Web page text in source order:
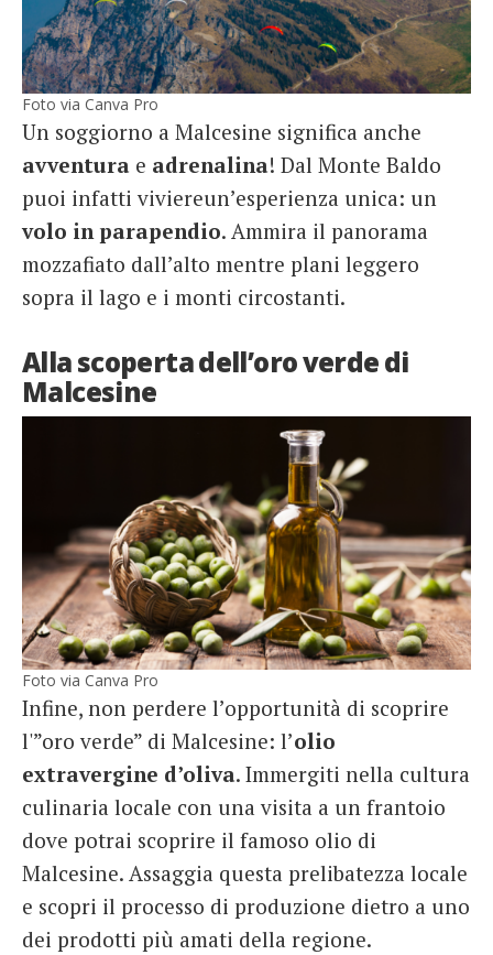
Foto via Canva Pro
Un soggiorno a Malcesine significa anche
avventura e adrenalina! Dal Monte Baldo
puoi infatti viviereun’esperienza unica: un
volo in parapendio. Ammira il panorama
mozzafiato dall’alto mentre plani leggero
sopra il lago e i monti circostanti.
Alla scoperta dell’oro verde di
Malcesine
Foto via Canva Pro
Infine, non perdere l’opportunità di scoprire
l'”oro verde” di Malcesine: l’olio
extravergine d’oliva. Immergiti nella cultura
culinaria locale con una visita a un frantoio
dove potrai scoprire il famoso olio di
Malcesine. Assaggia questa prelibatezza locale
e scopri il processo di produzione dietro a uno
dei prodotti più amati della regione.